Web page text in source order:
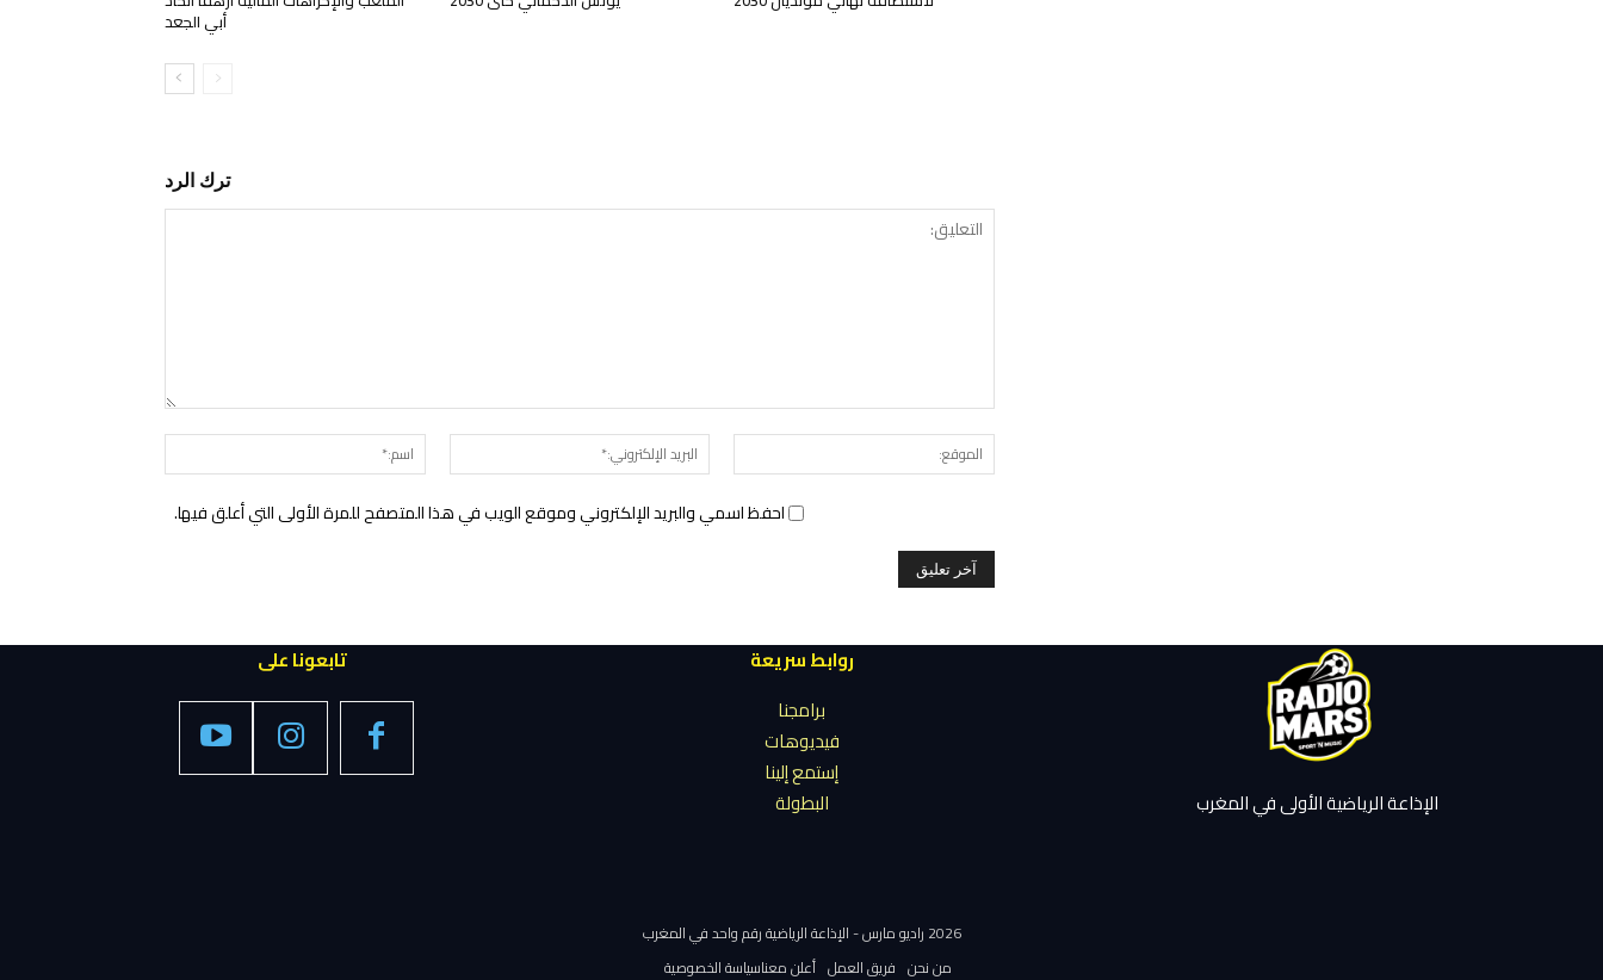
أبي الجعد
ترك الرد
التعليق:
اسم:*
البريد
الإلكتروني:*
الموقع:
احفظ اسمي والبريد الإلكتروني وموقع الويب في هذا المتصفح للمرة الأولى التي أعلق فيها.
تابعونا على
روابط سريعة
برامجنا
فيديوهات
إستمع إلينا
البطولة
الإذاعة الرياضية الأولى في المغرب
2026 راديو مارس - الإذاعة الرياضية رقم واحد في المغرب
من نحن فريق العمل أعلن معناسياسة الخصوصية